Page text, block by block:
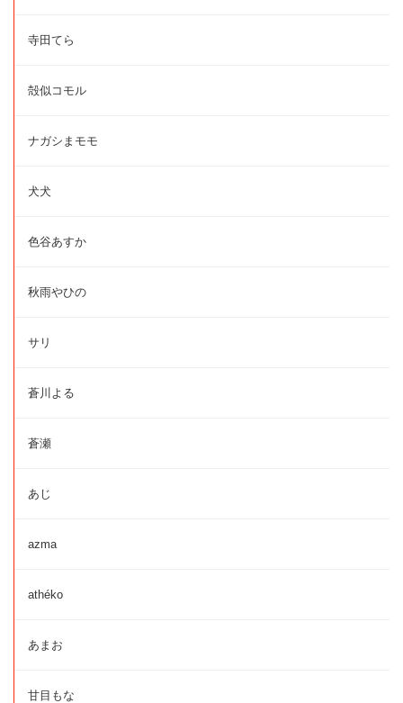
寺田てら
殻似コモル
ナガシまモモ
犬犬
色谷あすか
秋雨やひの
サリ
蒼川よる
蒼瀬
あじ
azma
athéko
あまお
甘目もな